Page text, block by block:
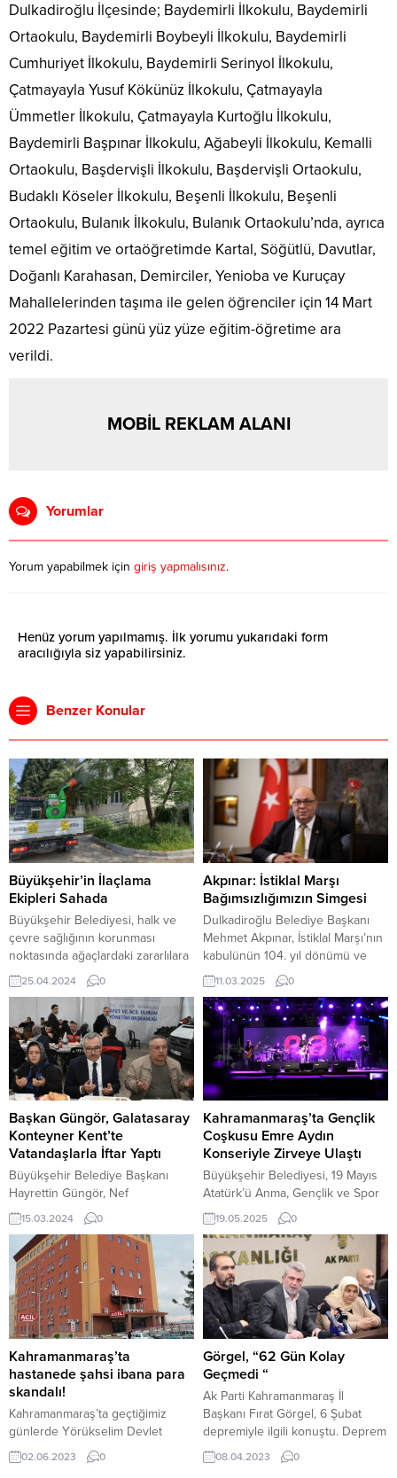
Dulkadiroğlu İlçesinde; Baydemirli İlkokulu, Baydemirli
Ortaokulu, Baydemirli Boybeyli İlkokulu, Baydemirli
Cumhuriyet İlkokulu, Baydemirli Serinyol İlkokulu,
Çatmayayla Yusuf Kökünüz İlkokulu, Çatmayayla
Ümmetler İlkokulu, Çatmayayla Kurtoğlu İlkokulu,
Baydemirli Başpınar İlkokulu, Ağabeyli İlkokulu, Kemalli
Ortaokulu, Başdervişli İlkokulu, Başdervişli Ortaokulu,
Budaklı Köseler İlkokulu, Beşenli İlkokulu, Beşenli
Ortaokulu, Bulanık İlkokulu, Bulanık Ortaokulu’nda, ayrıca
temel eğitim ve ortaöğretimde Kartal, Söğütlü, Davutlar,
Doğanlı Karahasan, Demirciler, Yenioba ve Kuruçay
Mahallelerinden taşıma ile gelen öğrenciler için 14 Mart
2022 Pazartesi günü yüz yüze eğitim-öğretime ara
verildi.
MOBİL REKLAM ALANI
Yorumlar
Yorum yapabilmek için giriş yapmalısınız.
Henüz yorum yapılmamış. İlk yorumu yukarıdaki form
aracılığıyla siz yapabilirsiniz.
Benzer Konular
Büyükşehir’in İlaçlama
Ekipleri Sahada
Büyükşehir Belediyesi, halk ve
çevre sağlığının korunması
noktasında ağaçlardaki zararlılara
karşı şehir genelinde ilaçlama
uygulamalarını periyodik olarak
yoğun bir şekilde sürdürüyor.
Kent estetiğini sağlamak için
faaliyetlerini kesintisiz sürdüren
ve yeşil alanları yaza hazırlayan
Kahramanmaraş Büyükşehir
Belediyesi, havaların ısınmasıyla
birlikte ağaçlarda artış gösteren
zararlılara karşı ilaçlama
uygulamalarına da yoğun bir
şekilde...
25.04.2024 0
Akpınar: İstiklal Marşı
Bağımsızlığımızın Simgesi
Dulkadiroğlu Belediye Başkanı
Mehmet Akpınar, İstiklal Marşı’nın
kabulünün 104. yıl dönümü ve
Mehmet Akif Ersoy’u Anma Günü
dolayısıyla bir mesaj yayımladı.
Başkan Akpınar, mesajında milli
mücadelenin sembolü olan İstiklal
Marşı’nın, milletimizin bağımsızlık
ruhunu ve vatan sevgisini en
güçlü şekilde yansıttığını belirtti.
Mehmet Akif Ersoy’un, bu anlamlı
eseri kaleme alırken taşıdığı...
11.03.2025 0
Başkan Güngör, Galatasaray
Konteyner Kent’te
Vatandaşlarla İftar Yaptı
Büyükşehir Belediye Başkanı
Hayrettin Güngör, Nef
Galatasaray Konteyner Kent’te
vatandaşlarla bir araya gelerek
iftar yaptı. Şehrin farklı
noktalarında vatandaşlarla bir
araya gelen ve iftar sofralarına
misafir olan Kahramanmaraş
Büyükşehir Belediye Başkanı
Hayrettin Güngör, Ramazan’ın
dördüncü gününde Nef
Galatasaray Kontyener Kent’te
vatandaşlarla birlikte iftar yaptı.
İftar çadırında vatandaşlarla
sohbet ederek Ramazan...
15.03.2024 0
Kahramanmaraş’ta Gençlik
Coşkusu Emre Aydın
Konseriyle Zirveye Ulaştı
Büyükşehir Belediyesi, 19 Mayıs
Atatürk’ü Anma, Gençlik ve Spor
Bayramı kutlamaları çerçevesinde
Emre Aydın konseri düzenledi.
Konser boyunca alanı dolduran
binlerce kişi, alkışlarla sanatçıya
eşlik ederken cep telefonlarının
ışıklarıyla da geceye renk kattı.
Kahramanmaraş Büyükşehir
Belediyesi tarafından 19 Mayıs
Atatürk’ü Anma, Gençlik ve Spor
Bayramı kutlamaları çerçevesinde
düzenlenen “Gençlik Günleri...
19.05.2025 0
Kahramanmaraş’ta
hastanede şahsi ibana para
skandalı!
Kahramanmaraş’ta geçtiğimiz
günlerde Yörükselim Devlet
Hastanesinde, bir hastaya yapılan
PRP iğnesi sonrasında şahsi
02.06.2023 0
Görgel, “62 Gün Kolay
Geçmedi “
Ak Parti Kahramanmaraş İl
Başkanı Fırat Görgel, 6 Şubat
depremiyle ilgili konuştu. Deprem
sürecini değerlendiren Görgel,
sürecin zor geçtiğini ama birçok
08.04.2023 0